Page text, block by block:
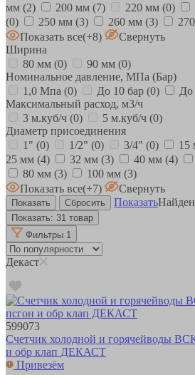
мм (2) 200 мм (7) 220 мм (0)
(0)
250 мм (3) 260 мм (3)
Показать все(+8)
Свернуть
Ширина
80 мм (0) 90 мм (0)
Номинальное давление, МПа (Бар)
1,0 Мпа (0) До 10 бар (0) До
Максимальный расход, м3/ч
3 м.куб/ч (0) 5 м.куб/ч (0)
Диаметр присоединения
1" (0) 1/2" (0) 3/4" (0) 15
25 мм (4) 32 мм (3) 40 мм (4)
80 мм (3) 100 мм (3)
Показать все(+7)
Свернуть
Показать
Показать: 31 товар
Фильтры 1
Декаст
599073
Счетчик холодной и горячейводы
и обр клап ДЕКАСТ
Привезём